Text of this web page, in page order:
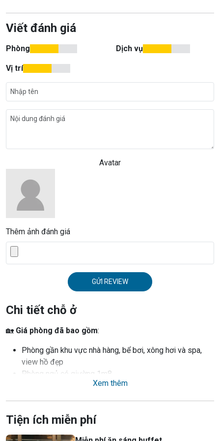
Viết đánh giá
Phòng Dịch vụ
Vị trí
Avatar
Thêm ảnh đánh giá
GỬI REVIEW
Chi tiết chỗ ở
🏡 Giá phòng đã bao gồm:
Phòng gần khu vực nhà hàng, bể bơi, xông hơi và spa,
view hồ đẹp
Phòng ngủ có giường 1m8
Sử dụng xe đạp tham quan miễn phí
Tour giới thiệu kiến trúc, cảnh quan và câu chuyện
Xem thêm
Tiện ích miễn phí